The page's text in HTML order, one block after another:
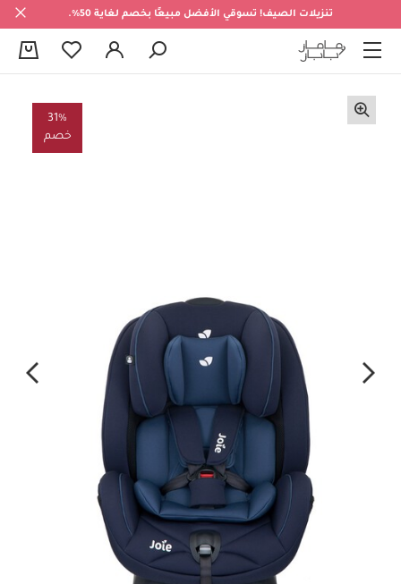
تنزيلات الصيف! تسوقي الأفضل مبيعًا بخصم لغاية 50%.
31%
خصم